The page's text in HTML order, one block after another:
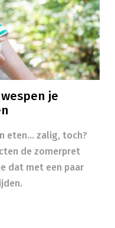
je
eten… zalig, toch?
de zomerpret
dat met een paar